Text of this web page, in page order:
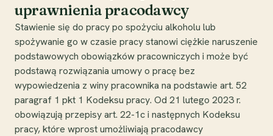
uprawnienia pracodawcy
Stawienie się do pracy po spożyciu alkoholu lub
spożywanie go w czasie pracy stanowi ciężkie naruszenie
podstawowych obowiązków pracowniczych i może być
podstawą rozwiązania umowy o pracę bez
wypowiedzenia z winy pracownika na podstawie art. 52
paragraf 1 pkt 1 Kodeksu pracy. Od 21 lutego 2023 r.
obowiązują przepisy art. 22-1c i następnych Kodeksu
pracy, które wprost umożliwiają pracodawcy